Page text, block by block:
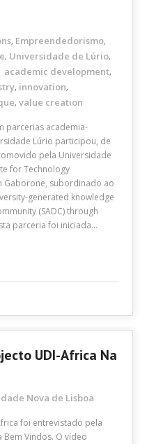
, Empreendedorismo,
, Universidade de Lúrio,
academic development,
, innovation,
, value creation
parcerias academia-
Lúrio participou, de
pela Universidade
for Technology
Gaborone, subordinado ao
generated knowledge
(SADC) through
parceria foi iniciada…
UDI-Africa Na
Nova de Lisboa
foi entrevistado pela
Vindos. O vídeo